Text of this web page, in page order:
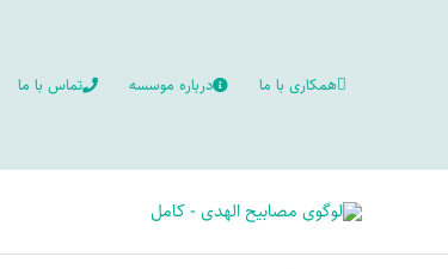
همکاری با ما درباره موسسه تماس با ما